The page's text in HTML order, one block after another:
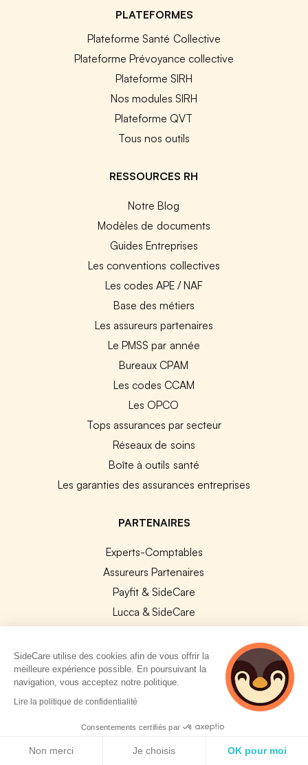
PLATEFORMES
Plateforme Santé Collective
Plateforme Prévoyance collective
Plateforme SIRH
Nos modules SIRH
Plateforme QVT
Tous nos outils
RESSOURCES RH
Notre Blog
Modèles de documents
Guides Entreprises
Les conventions collectives
Les codes APE / NAF
Base des métiers
Les assureurs partenaires
Le PMSS par année
Bureaux CPAM
Les codes CCAM
Les OPCO
Tops assurances par secteur
Réseaux de soins
Boîte à outils santé
Les garanties des assurances entreprises
PARTENAIRES
Experts-Comptables
Assureurs Partenaires
Payfit & SideCare
Lucca & SideCare
Livi & SideCare
Lianeli & SideCare
API & INTEGRATIONS
API SideCare
Les SIRH / Systèmes de paie connectés
SideCare utilise des cookies afin de vous offrir la
meilleure expérience possible. En poursuivant la
navigation, vous acceptez notre politique.
Lire la politique de confidentialité
Consentements certifiés par
Non merci Je choisis OK pour moi
5 personnes
consultent
actuellement cette